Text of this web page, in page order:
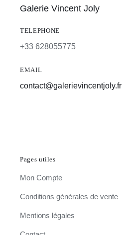
Galerie Vincent Joly
TELEPHONE
+33 628055775
EMAIL
contact@galerievincentjoly.fr
Pages utiles
Mon Compte
Conditions générales de vente
Mentions légales